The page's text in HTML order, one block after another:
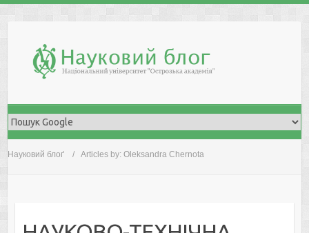
Науковий блоґ Articles by: Oleksandra Chernota